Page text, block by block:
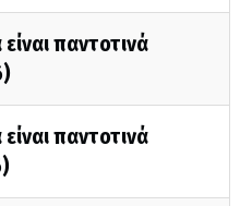
παντοτινά
παντοτινά